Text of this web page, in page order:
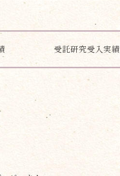
受託研究受入実績